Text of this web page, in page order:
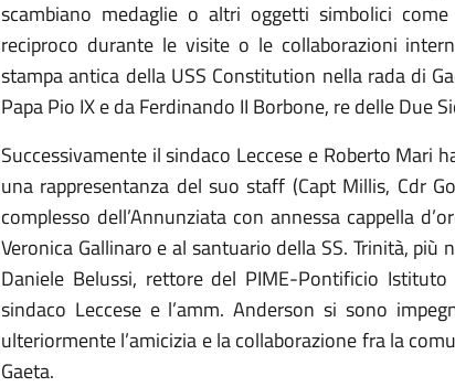
scambiano medaglie o altri oggetti simbolici
reciproco durante le visite o le collaborazioni
stampa antica della USS Constitution nella rada di
Papa Pio IX e da Ferdinando II Borbone, re delle Due
Successivamente il sindaco Leccese e Roberto Mari
una rappresentanza del suo staff (Capt Millis, Cdr
complesso dell’Annunziata con annessa cappella
Veronica Gallinaro e al santuario della SS. Trinità,
Daniele Belussi, rettore del PIME-Pontificio
sindaco Leccese e l’amm. Anderson si sono
ulteriormente l’amicizia e la collaborazione fra la
Gaeta.